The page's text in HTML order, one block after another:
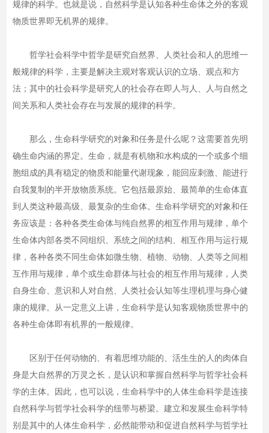
规律的科学。也就是说，自然科学是认知各种生命体之外的客观
物质世界即无机界的规律。
哲学社会科学中哲学是研究自然界、人类社会和人的思维一
般规律的科学，主要是解决主观对客观认识的立场、观点和方
法；其中的社会科学是研究人的社会存在即人与人、人与自然之
间关系和人类社会存在与发展的规律的科学。
那么，生命科学研究的对象和任务是什么呢？这需要首先明
确生命内涵的界定。生命，就是有机物和水构成的一个或多个细
胞组成的具有稳定的物质和能量代谢现象，能回应刺激、能进行
自我复制的半开放物质系统。它包括最原始、最简单的生命体直
到人类这种最高级、最复杂的生命体。生命科学研究的对象和任
务应该是：各种各类生命体与纯自然界的相互作用与规律，单个
生命体内部各类不同组织、系统之间的结构、相互作用与运行规
律，各种各类不同生命体如微生物、植物、动物、人类等之间相
互作用与规律，单个或生命群体与社会的相互作用与规律，人类
自身生命、意识和人对自然、人类社会认知等生理机理与身心健
康的规律。从一定意义上讲，生命科学是认知客观物质世界中的
各种生命体即有机界的一般规律。
区别于任何动物的、有着思维功能的、活生生的人的肉体自
身是大自然界的万灵之长，是认识和掌握自然科学与哲学社会科
学的主体。因此，也可以说，生命科学中的人体生命科学是连接
自然科学与哲学社会科学的纽带与桥梁。建立和发展生命科学特
别是其中的人体生命科学，必然能带动和促进自然科学与哲学社